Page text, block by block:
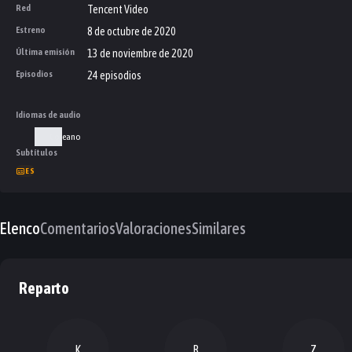
Red Tencent Video
Estreno 8 de octubre de 2020
Última emisión 13 de noviembre de 2020
Episodios 24 episodios
Idiomas de audio
Coreano
Subtítulos
ES
ElencoComentariosValoracionesSimilares
Reparto